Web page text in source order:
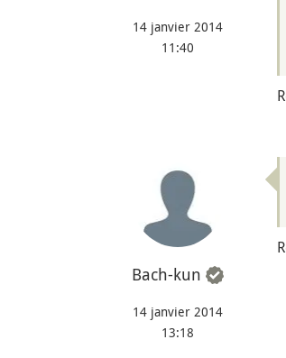
14 janvier 2014
11:40
Bach-kun
14 janvier 2014
13:18